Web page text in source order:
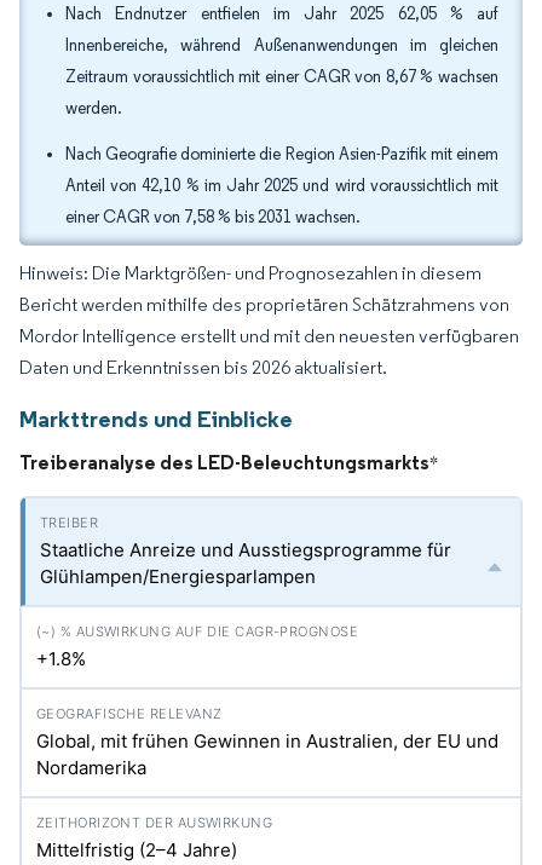
Nach Endnutzer entfielen im Jahr 2025 62,05 % auf
Innenbereiche, während Außenanwendungen im gleichen
Zeitraum voraussichtlich mit einer CAGR von 8,67 % wachsen
werden.
Nach Geografie dominierte die Region Asien-Pazifik mit einem
Anteil von 42,10 % im Jahr 2025 und wird voraussichtlich mit
einer CAGR von 7,58 % bis 2031 wachsen.
Hinweis: Die Marktgrößen- und Prognosezahlen in diesem
Bericht werden mithilfe des proprietären Schätzrahmens von
Mordor Intelligence erstellt und mit den neuesten verfügbaren
Daten und Erkenntnissen bis 2026 aktualisiert.
Markttrends und Einblicke
Treiberanalyse des LED-Beleuchtungsmarkts*
Staatliche Anreize und Ausstiegsprogramme für
Glühlampen/Energiesparlampen
+1.8%
Global, mit frühen Gewinnen in Australien, der EU und
Nordamerika
Mittelfristig (2–4 Jahre)